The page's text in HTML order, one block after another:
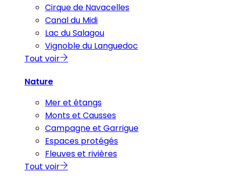
Cirque de Navacelles
Canal du Midi
Lac du Salagou
Vignoble du Languedoc
Tout voir
Nature
Mer et étangs
Monts et Causses
Campagne et Garrigue
Espaces protégés
Fleuves et rivières
Tout voir